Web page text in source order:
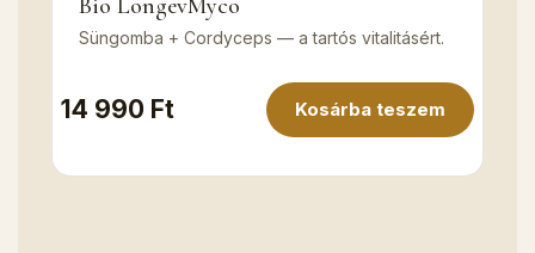
Süngomba + Cordyceps — a tartós vitalitásért.
14 990 Ft Kosárba teszem